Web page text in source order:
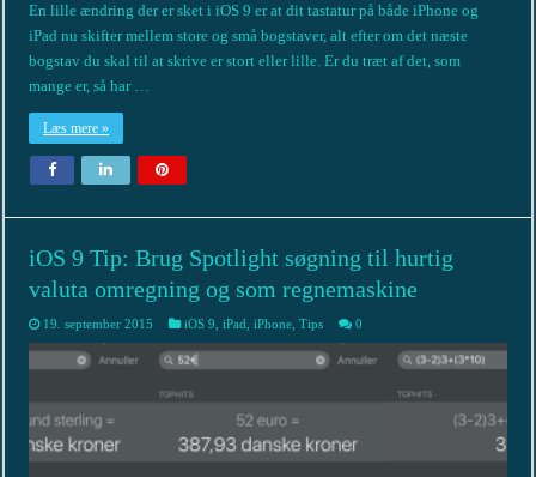
En lille ændring der er sket i iOS 9 er at dit tastatur på både iPhone og
iPad nu skifter mellem store og små bogstaver, alt efter om det næste
bogstav du skal til at skrive er stort eller lille. Er du træt af det, som
mange er, så har …
Læs mere »
iOS 9 Tip: Brug Spotlight søgning til hurtig
valuta omregning og som regnemaskine
19. september 2015 iOS 9,iPad,iPhone,Tips 0